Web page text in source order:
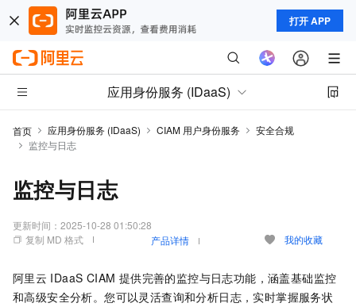
打开 APP
应用身份服务 (IDaaS)
首页 应用身份服务 (IDaaS) CIAM 用户身份服务
安全合规
监控与日志
监控与日志
更新时间： 2025-10-28 01:50:28
复制 MD 格式
产品详情 我的收藏
阿里云 IDaaS CIAM 提供完善的监控与日志功能，涵盖基础监控
和高级安全分析。您可以灵活查询和分析日志，实时掌握服务状